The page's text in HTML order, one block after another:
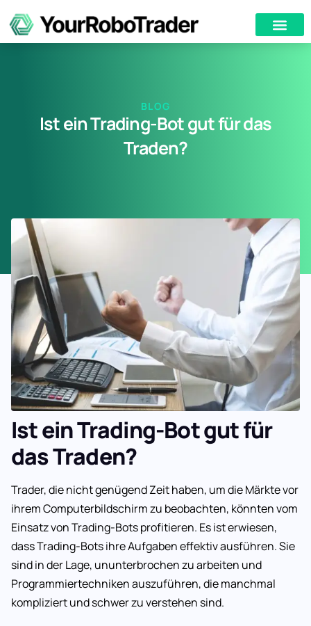
BLOG
Ist ein Trading-Bot gut für das
Traden?
Ist ein Trading-Bot gut für
das Traden?
Trader, die nicht genügend Zeit haben, um die Märkte vor
ihrem Computerbildschirm zu beobachten, könnten vom
Einsatz von Trading-Bots profitieren. Es ist erwiesen,
dass Trading-Bots ihre Aufgaben effektiv ausführen. Sie
sind in der Lage, ununterbrochen zu arbeiten und
Programmiertechniken auszuführen, die manchmal
kompliziert und schwer zu verstehen sind.